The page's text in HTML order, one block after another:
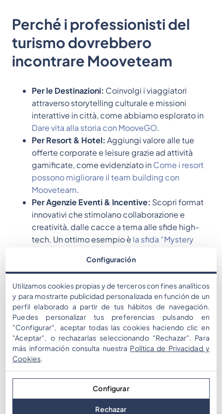
Perché i professionisti del
turismo dovrebbero
incontrare Mooveteam
Per le Destinazioni: Coinvolgi i viaggiatori
attraverso storytelling culturale e missioni
interattive in città, come abbiamo esplorato in
Dare vita alla storia con MooveGO.
Per Resort & Hotel: Aggiungi valore alle tue
offerte corporate e leisure grazie ad attività
gamificate, come evidenziato in Come i resort
possono migliorare il team building con
Mooveteam.
Per Agenzie Eventi & Incentive: Scopri format
innovativi che stimolano collaborazione e
creatività, dalle cacce a tema alle sfide high-
tech. Un ottimo esempio è la sfida “Mystery
Prenota un incontro a Miami
📍Vieni a trovarci allo Stand 518 durante il WTE
Miamiper vedere Mooveteam in azione.
👉Prenota un incontro al WTE Miami
Non parteciperai alla fiera ma ti trovi a Miami?Il
Albert Roca, sarà disponibile per
15 e 16 settembre
Configuración
Utilizamos cookies propias y de terceros con fines analíticos
y para mostrarte publicidad personalizada en función de un
perfil elaborado a partir de tus hábitos de navegación.
Puedes personalizar tus preferencias pulsando en
"Configurar", aceptar todas las cookies haciendo clic en
"Aceptar", o rechazarlas seleccionando "Rechazar". Para
más información consulta nuestra Política de Privacidad y
Cookies.
Configurar
Rechazar